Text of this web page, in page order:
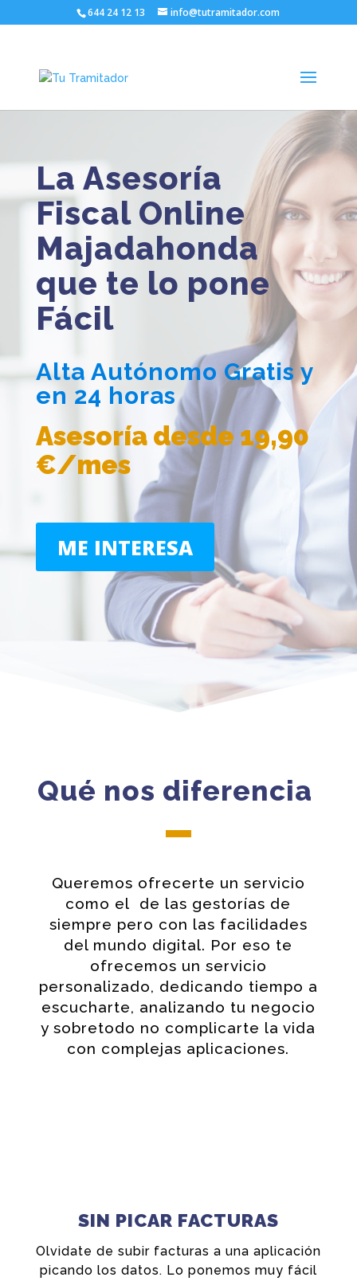
644 24 12 13 info@tutramitador.com
asesoria fiscal online Majadahonda
La Asesoría
Fiscal Online
Majadahonda
que te lo pone
Fácil
Alta Autónomo Gratis y
en 24 horas
Asesoría desde 19,90
€/mes
ME INTERESA
Qué nos diferencia
Queremos ofrecerte un servicio
como el de las gestorías de
siempre pero con las facilidades
del mundo digital. Por eso te
ofrecemos un servicio
personalizado, dedicando tiempo a
escucharte, analizando tu negocio
y sobretodo no complicarte la vida
con complejas aplicaciones.
SIN PICAR FACTURAS
Olvidate de subir facturas a una aplicación
picando los datos. Lo ponemos muy fácil